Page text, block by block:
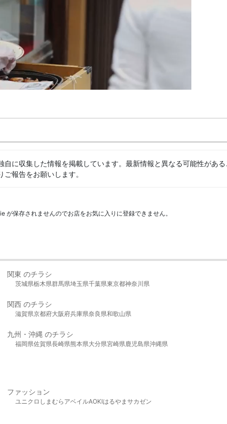
に収集した情報を掲載しています。最新情報と異なる可能性があ
ご報告をお願いします。
保存されませんのでお店をお気に入りに登録できません。
関東 のチラシ
茨城県栃木県群馬県埼玉県千葉県東京都神奈川県
関西 のチラシ
滋賀県京都府大阪府兵庫県奈良県和歌山県
九州・沖縄 のチラシ
福岡県佐賀県長崎県熊本県大分県宮崎県鹿児島県沖縄県
ファッション
ユニクロ しまむら アベイルAOKIはるやま サカゼン